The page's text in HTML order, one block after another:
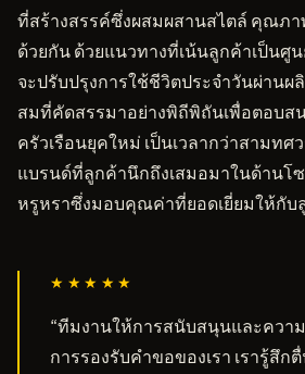
ที่สร้างสรรค์ซึ่งผสมผสานสไตล์ คุณภา
ด้วยกัน ด้วยแนวทางที่เน้นลูกค้าเป็นศู
จะปรับปรุงการใช้ชีวิตประจำวันผ่าน
สมที่คัดสรรมาอย่างพิถีพิถันเพื่อตอบส
ครัวเรือนยุคใหม่ เป็นเวลากว่าสามทศ
แบรนด์ที่ลูกค้านึกถึงเสมอมาในด้านโ
หรูหราซึ่งมอบคุณค่าที่ยอดเยี่ยมให้กับ
★★★★★
“ทีมงานให้การสนับสนุนและควา
การรองรับคำขอของเรา เรารู้สึก